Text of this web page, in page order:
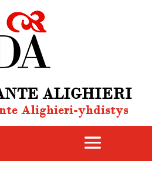
ALIGHIERI
Alighieri-yhdistys